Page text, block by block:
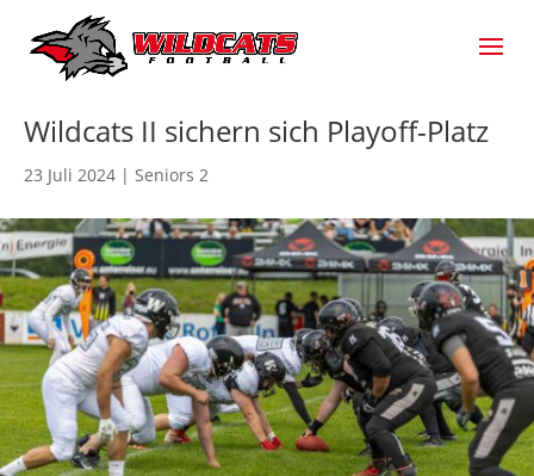
Wildcats II sichern sich Playoff-Platz
23 Juli 2024 | Seniors 2